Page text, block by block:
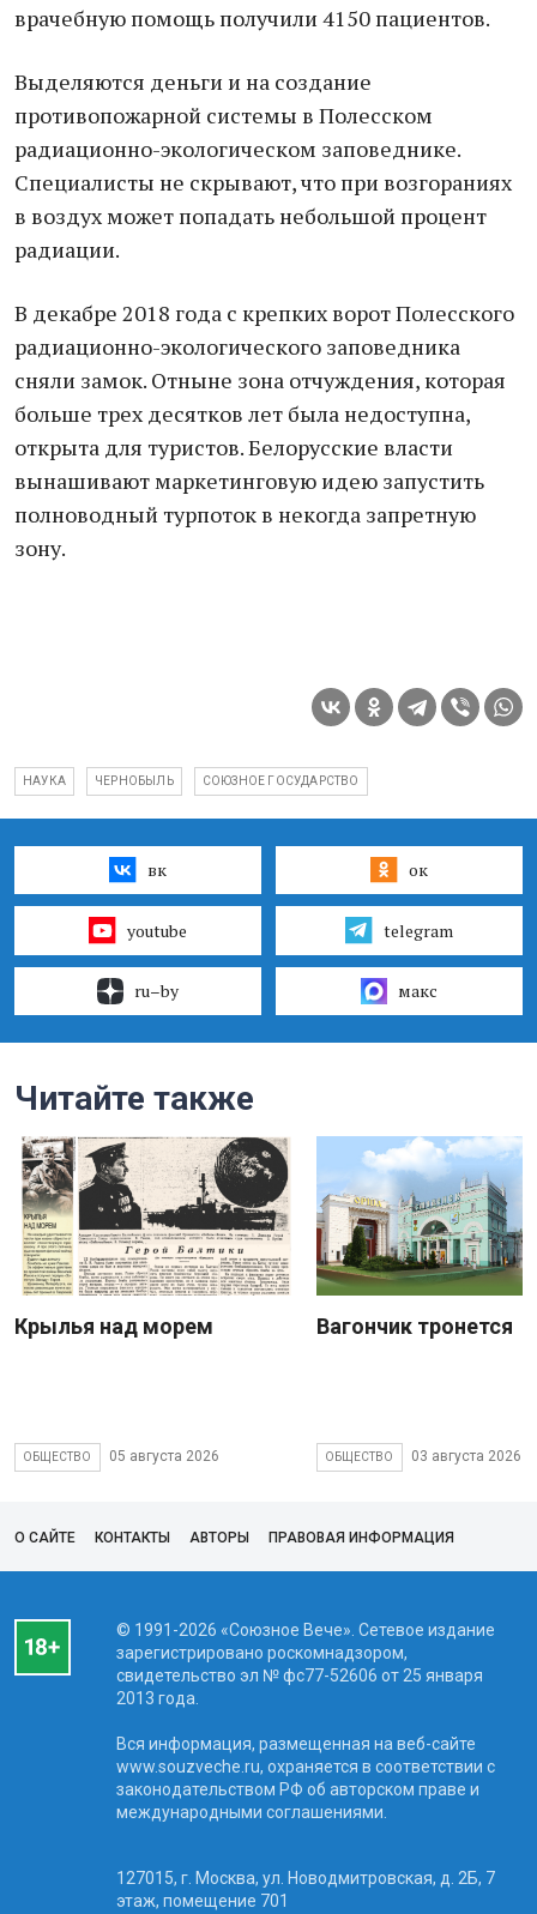
врачебную помощь получили 4150 пациентов.
Выделяются деньги и на создание
противопожарной системы в Полесском
радиационно-экологическом заповеднике.
Специалисты не скрывают, что при возгораниях
в воздух может попадать небольшой процент
радиации.
В декабре 2018 года с крепких ворот Полесского
радиационно-экологического заповедника
сняли замок. Отныне зона отчуждения, которая
больше трех десятков лет была недоступна,
открыта для туристов. Белорусские власти
вынашивают маркетинговую идею запустить
полноводный турпоток в некогда запретную
зону.
НАУКА ЧЕРНОБЫЛЬ СОЮЗНОЕ ГОСУДАРСТВО
вк ок
youtube telegram
ru–by макс
Читайте также
Крылья над морем
ОБЩЕСТВО 05 августа 2026
Вагончик тронется
ОБЩЕСТВО 03 августа 2026
О САЙТЕ КОНТАКТЫ АВТОРЫ ПРАВОВАЯ ИНФОРМАЦИЯ
© 1991-2026 «Союзное Вече». Сетевое издание
зарегистрировано роскомнадзором,
свидетельство эл № фc77-52606 от 25 января
2013 года.
Вся информация, размещенная на веб-сайте
www.souzveche.ru, охраняется в соответствии с
законодательством РФ об авторском праве и
международными соглашениями.
127015, г. Москва, ул. Новодмитровская, д. 2Б, 7
этаж, помещение 701